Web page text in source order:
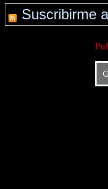
Suscribirme